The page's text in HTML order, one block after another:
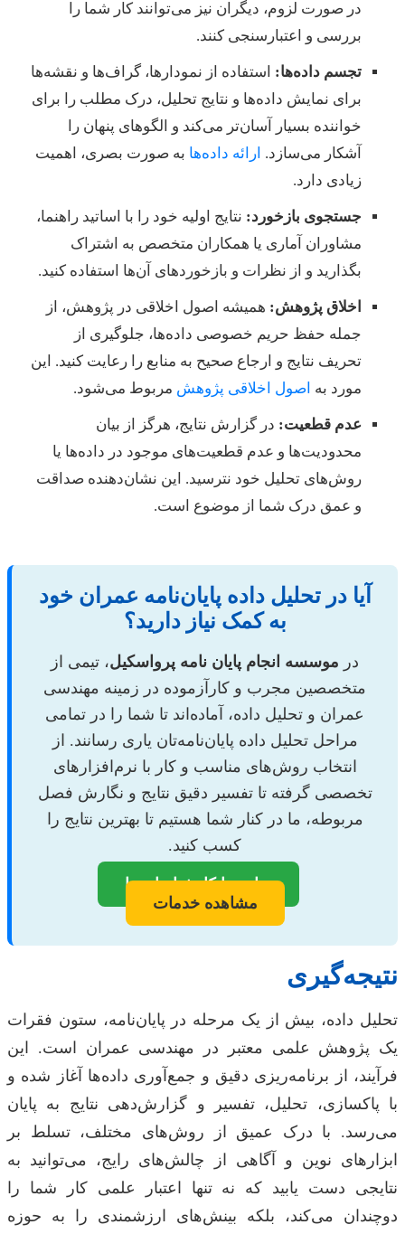
در صورت لزوم، دیگران نیز می‌توانند کار شما را
بررسی و اعتبارسنجی کنند.
تجسم داده‌ها: استفاده از نمودارها، گراف‌ها و نقشه‌ها
برای نمایش داده‌ها و نتایج تحلیل، درک مطلب را برای
خواننده بسیار آسان‌تر می‌کند و الگوهای پنهان را
آشکار می‌سازد. ارائه داده‌ها به صورت بصری، اهمیت
زیادی دارد.
جستجوی بازخورد: نتایج اولیه خود را با اساتید راهنما،
مشاوران آماری یا همکاران متخصص به اشتراک
بگذارید و از نظرات و بازخوردهای آن‌ها استفاده کنید.
اخلاق پژوهش: همیشه اصول اخلاقی در پژوهش، از
جمله حفظ حریم خصوصی داده‌ها، جلوگیری از
تحریف نتایج و ارجاع صحیح به منابع را رعایت کنید. این
مورد به اصول اخلاقی پژوهش مربوط می‌شود.
عدم قطعیت: در گزارش نتایج، هرگز از بیان
محدودیت‌ها و عدم قطعیت‌های موجود در داده‌ها یا
روش‌های تحلیل خود نترسید. این نشان‌دهنده صداقت
و عمق درک شما از موضوع است.
آیا در تحلیل داده پایان‌نامه عمران خود
به کمک نیاز دارید؟
در موسسه انجام پایان نامه پرواسکیل، تیمی از
متخصصین مجرب و کارآزموده در زمینه مهندسی
عمران و تحلیل داده، آماده‌اند تا شما را در تمامی
مراحل تحلیل داده پایان‌نامه‌تان یاری رسانند. از
انتخاب روش‌های مناسب و کار با نرم‌افزارهای
تخصصی گرفته تا تفسیر دقیق نتایج و نگارش فصل
مربوطه، ما در کنار شما هستیم تا بهترین نتایج را
کسب کنید.
تماس با کارشناسان ما
مشاهده خدمات
نتیجه‌گیری
تحلیل داده، بیش از یک مرحله در پایان‌نامه، ستون فقرات
یک پژوهش علمی معتبر در مهندسی عمران است. این
فرآیند، از برنامه‌ریزی دقیق و جمع‌آوری داده‌ها آغاز شده و
با پاکسازی، تحلیل، تفسیر و گزارش‌دهی نتایج به پایان
می‌رسد. با درک عمیق از روش‌های مختلف، تسلط بر
ابزارهای نوین و آگاهی از چالش‌های رایج، می‌توانید به
نتایجی دست یابید که نه تنها اعتبار علمی کار شما را
دوچندان می‌کند، بلکه بینش‌های ارزشمندی را به حوزه